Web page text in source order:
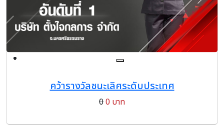
คว้ารางวัลชนะเลิศระดับประเทศ
00 บาท